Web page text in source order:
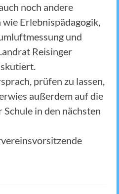
noch andere
Erlebnispädagogik,
und
Reisinger
prüfen zu lassen,
außerdem auf die
in den nächsten